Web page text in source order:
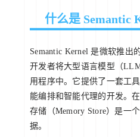
什么是 Semantic
Semantic Kernel 是微软推出
开发者将大型语言模型（
用程序中。它提供了一套工
能编排和智能代理的开发。
存储（Memory Store）是一
据。